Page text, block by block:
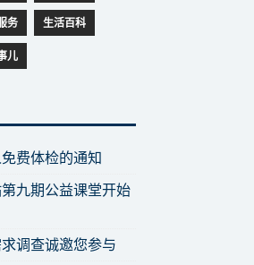
务 生活百科
儿
费体检的通知
九期公益课堂开始
调查诚邀您参与